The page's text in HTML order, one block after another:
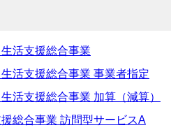
活支援総合事業
活支援総合事業 事業者指定
活支援総合事業 加算（減算）
総合事業 訪問型サービスA